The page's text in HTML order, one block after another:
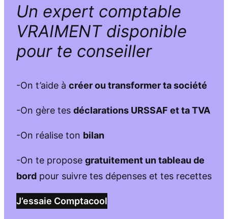
Un expert comptable
VRAIMENT disponible
pour te conseiller
-On t’aide à créer ou transformer ta société
-On gère tes déclarations URSSAF et ta TVA
-On réalise ton bilan
-On te propose gratuitement un tableau de
bord pour suivre tes dépenses et tes recettes
J’essaie Comptacool